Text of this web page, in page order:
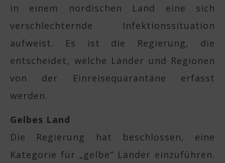
in einem nordischen Land eine sich
verschlechternde Infektionssituation
aufweist. Es ist die Regierung, die
entscheidet, welche Länder und Regionen
von der Einreisequarantäne erfasst
werden.
Gelbes Land
Die Regierung hat beschlossen, eine
Kategorie für „gelbe“ Länder einzuführen.